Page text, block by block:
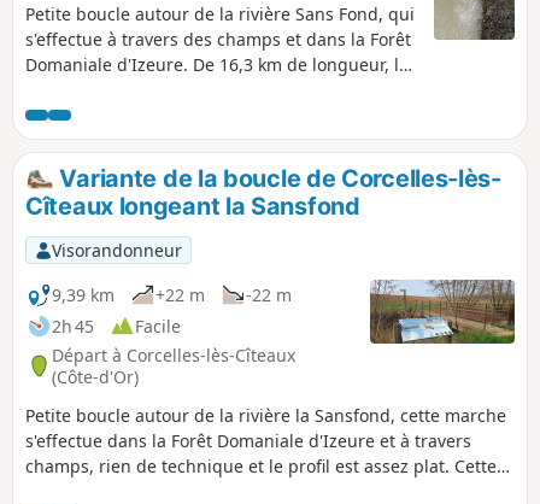
Petite boucle autour de la rivière Sans Fond, qui
s'effectue à travers des champs et dans la Forêt
Domaniale d'Izeure. De 16,3 km de longueur, la
230 m d’altitude et se jette dans la Vouge au
niveau de l'Abbaye de Cîteaux sur le territoire
de Saint-Nicolas-lès-Cîteaux à 193 m d’altitude.
Variante de la boucle de Corcelles-lès-
Cîteaux longeant la Sansfond
Visorandonneur
9,39 km
+22 m
-22 m
2h 45
Facile
Départ à Corcelles-lès-Cîteaux
(Côte-d'Or)
Petite boucle autour de la rivière la Sansfond, cette marche
s'effectue dans la Forêt Domaniale d'Izeure et à travers
champs, rien de technique et le profil est assez plat. Cette